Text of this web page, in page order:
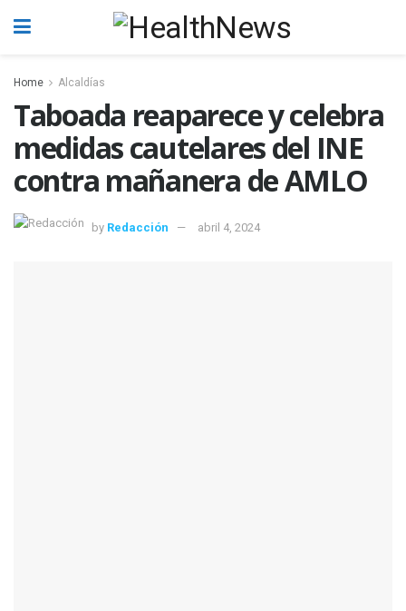
Home Alcaldías
Taboada reaparece y celebra
medidas cautelares del INE
contra mañanera de AMLO
by Redacción abril 4, 2024